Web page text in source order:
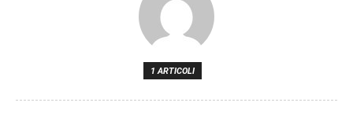
1 ARTICOLI